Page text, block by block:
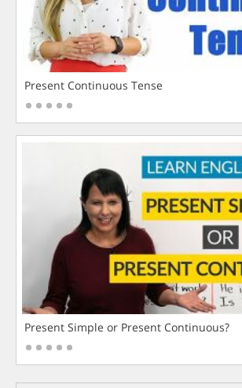
Present Continuous Tense
Present Simple or Present Continuous?